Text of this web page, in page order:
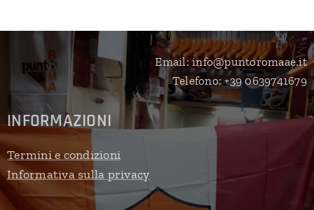
Email: info@puntoromaae.it
Telefono: +39 0639741679
INFORMAZIONI
Termini e condizioni
Informativa sulla privacy